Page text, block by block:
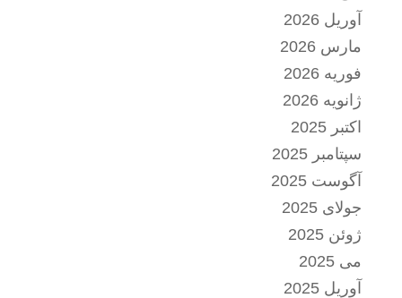
آوریل 2026
مارس 2026
فوریه 2026
ژانویه 2026
اکتبر 2025
سپتامبر 2025
آگوست 2025
جولای 2025
ژوئن 2025
می 2025
آوریل 2025